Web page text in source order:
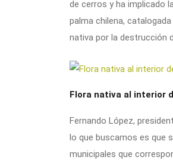
de cerros y ha implicado
palma chilena,
nativa por la destrucción
Flora nativa al interior
Fernando López,
lo que buscamos es que
municipales que